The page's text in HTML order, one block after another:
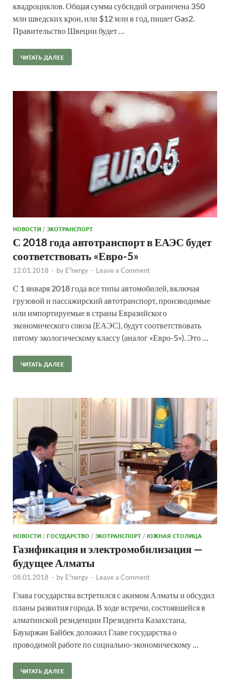
квадроциклов. Общая сумма субсидий ограничена 350
млн шведских крон, или $12 млн в год, пишет Gas2.
Правительство Швеции будет …
ЧИТАТЬ ДАЛЕЕ
НОВОСТИ /ЭКОТРАНСПОРТ
С 2018 года автотранспорт в ЕАЭС будет
соответствовать «Евро-5»
12.01.2018 - by E²nergy - Leave a Comment
С 1 января 2018 года все типы автомобилей, включая
грузовой и пассажирский автотранспорт, производимые
или импортируемые в страны Евразийского
экономического союза (ЕАЭС), будут соответствовать
пятому экологическому классу (аналог «Евро-5»). Это …
ЧИТАТЬ ДАЛЕЕ
НОВОСТИ /ГОСУДАРСТВО /ЭКОТРАНСПОРТ /ЮЖНАЯ СТОЛИЦА
Газификация и электромобилизация —
будущее Алматы
08.01.2018 - by E²nergy - Leave a Comment
Глава государства встретился с акимом Алматы и обсудил
планы развития города. В ходе встречи, состоявшейся в
алматинской резиденции Президента Казахстана,
Бауыржан Байбек доложил Главе государства о
проводимой работе по социально-экономическому …
ЧИТАТЬ ДАЛЕЕ